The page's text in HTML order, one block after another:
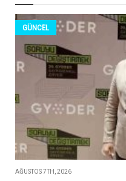
GÜNCEL
AĞUSTOS 7TH, 2026